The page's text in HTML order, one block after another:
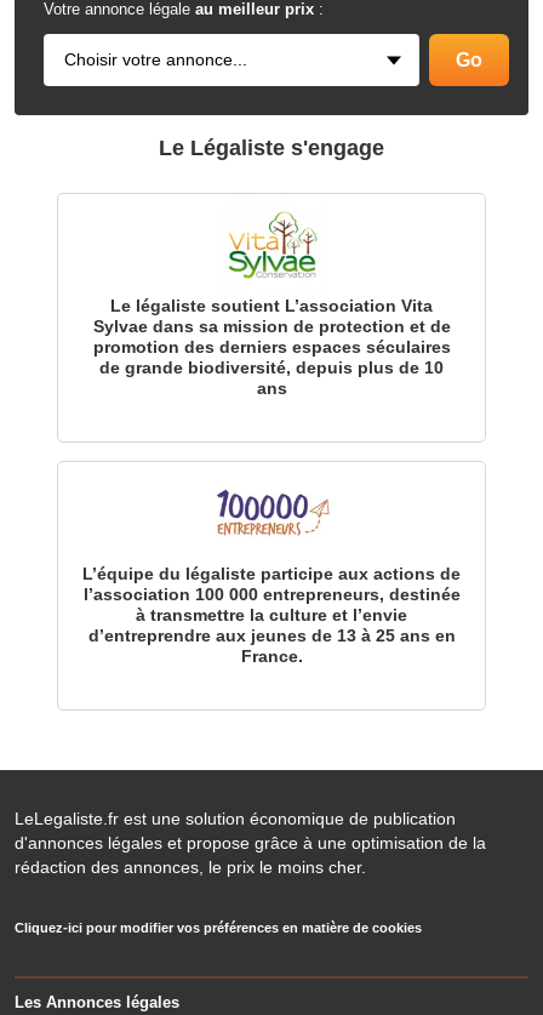
Votre annonce légale au meilleur prix :
Le Légaliste s'engage
Le légaliste soutient L’association Vita
Sylvae dans sa mission de protection et de
promotion des derniers espaces séculaires
de grande biodiversité, depuis plus de 10
ans
L’équipe du légaliste participe aux actions de
l’association 100 000 entrepreneurs, destinée
à transmettre la culture et l’envie
d’entreprendre aux jeunes de 13 à 25 ans en
France.
LeLegaliste.fr est une solution économique de publication
d'annonces légales et propose grâce à une optimisation de la
rédaction des annonces, le prix le moins cher.
Cliquez-ici pour modifier vos préférences en matière de cookies
Les Annonces légales